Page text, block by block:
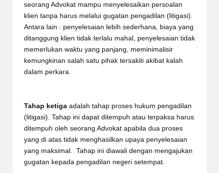
seorang Advokat mampu menyelesaikan persoalan
klien tanpa harus melalui gugatan pengadilan (litigasi).
Antara lain : penyelesaian lebih sederhana, biaya yang
ditanggung klien tidak terlalu mahal, penyelesaian tidak
memerlukan waktu yang panjang, meminimalisir
kemungkinan salah satu pihak tersakiti akibat kalah
dalam perkara.
Tahap ketiga adalah tahap proses hukum pengadilan
(litigasi). Tahap ini dapat ditempuh atau terpaksa harus
ditempuh oleh seorang Advokat apabila dua proses
yang di atas tidak menghasilkan upaya penyelesaian
yang maksimal. Tahap ini diawali dengan mengajukan
gugatan kepada pengadilan negeri setempat.